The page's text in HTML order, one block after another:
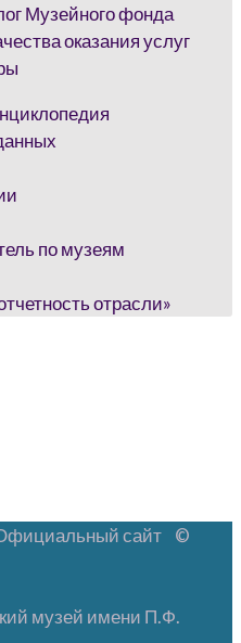
Музейного фонда
оказания услуг
по музеям
отрасли»
сайт ©
музей имени П.Ф.